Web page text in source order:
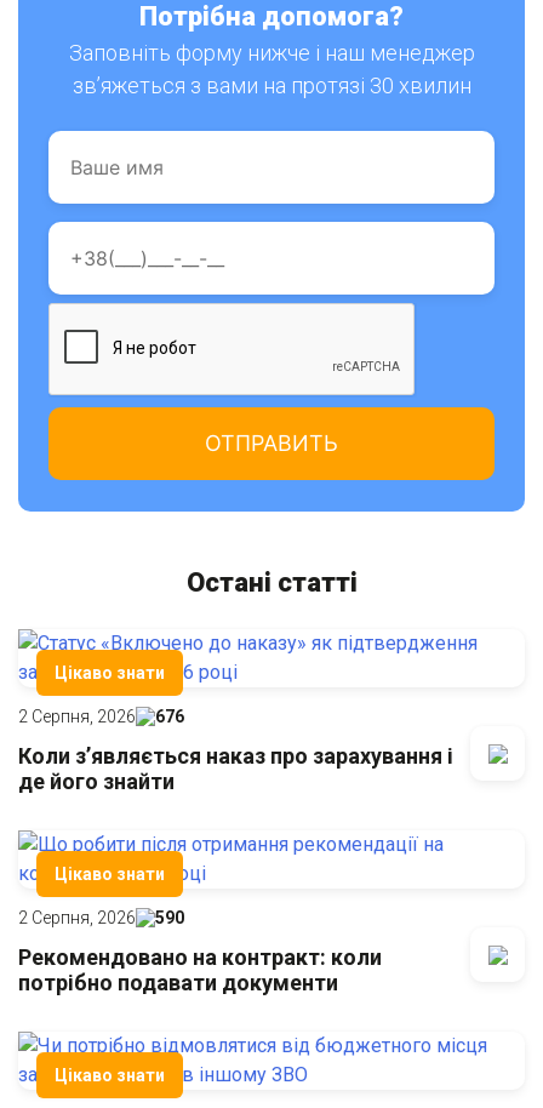
Потрібна допомога?
Заповніть форму нижче і наш менеджер
зв’яжеться з вами на протязі 30 хвилин
Остані cтатті
Цікаво знати
2 Серпня, 2026 676
Коли з’являється наказ про зарахування і
де його знайти
Цікаво знати
2 Серпня, 2026 590
Рекомендовано на контракт: коли
потрібно подавати документи
Цікаво знати